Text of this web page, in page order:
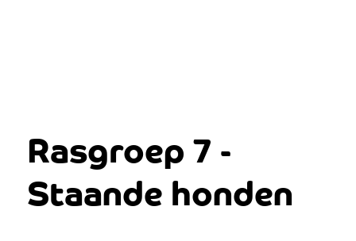
Rasgroep 7 -
Staande honden